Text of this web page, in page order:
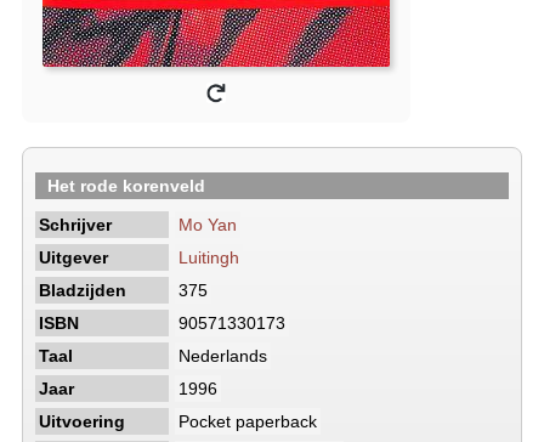
Het rode korenveld
Schrijver
Mo Yan
Uitgever
Luitingh
Bladzijden
375
ISBN
90571330173
Taal
Nederlands
Jaar
1996
Uitvoering
Pocket paperback